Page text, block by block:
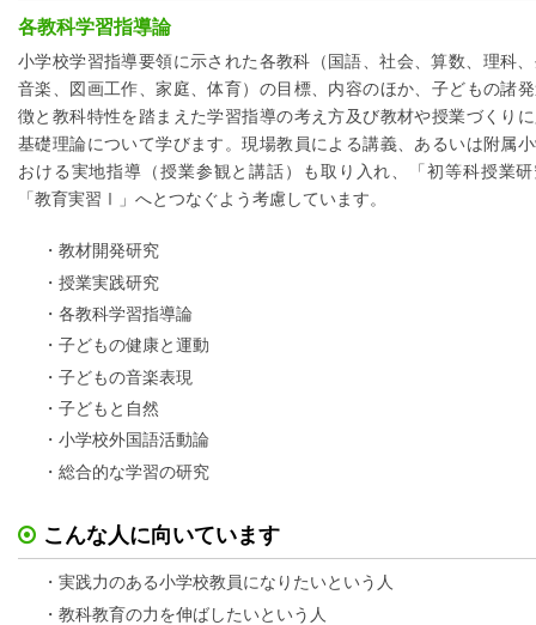
各教科学習指導論
小学校学習指導要領に示された各教科（国語、社会、算数、理科
音楽、図画工作、家庭、体育）の目標、内容のほか、子どもの諸
徴と教科特性を踏まえた学習指導の考え方及び教材や授業づくり
基礎理論について学びます。現場教員による講義、あるいは附属
おける実地指導（授業参観と講話）も取り入れ、「初等科授業
「教育実習Ⅰ」へとつなぐよう考慮しています。
・教材開発研究
・授業実践研究
・各教科学習指導論
・子どもの健康と運動
・子どもの音楽表現
・子どもと自然
・小学校外国語活動論
・総合的な学習の研究
こんな人に向いています
・実践力のある小学校教員になりたいという人
・教科教育の力を伸ばしたいという人